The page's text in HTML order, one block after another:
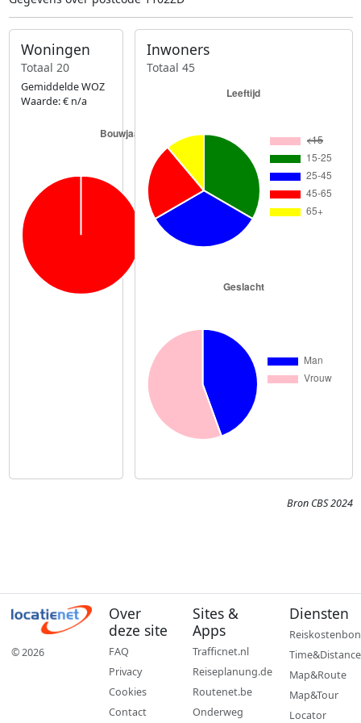
Woningen
Totaal 20
Gemiddelde WOZ
Waarde: € n/a
Inwoners
Totaal 45
Bron CBS 2024
© 2026
Over
deze site
FAQ
Privacy
Cookies
Contact
Sites &
Apps
Trafficnet.nl
Reiseplanung.de
Routenet.be
Onderweg
Diensten
Reiskostenbon
Time&Distance
Map&Route
Map&Tour
Locator